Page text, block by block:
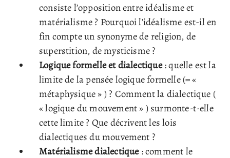
consiste l’opposition entre idéalisme et
matérialisme ? Pourquoi l’idéalisme est-il en
fin compte un synonyme de religion, de
superstition, de mysticisme ?
Logique formelle et dialectique: quelle est la
limite de la pensée logique formelle (= «
métaphysique » ) ? Comment la dialectique (
« logique du mouvement » ) surmonte-t-elle
cette limite ? Que décrivent les lois
dialectiques du mouvement ?
Matérialisme dialectique : comment le